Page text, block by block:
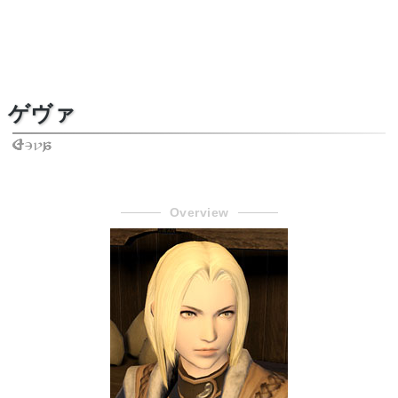
ゲヴァ
Geva
Overview